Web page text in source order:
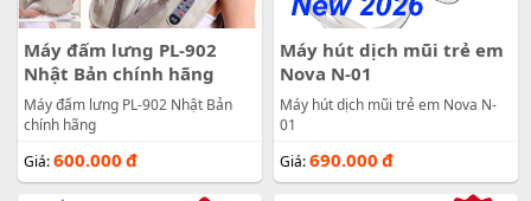
Máy đấm lưng PL-902
Nhật Bản chính hãng
Máy đấm lưng PL-902 Nhật Bản
chính hãng
Giá:600.000 đ
Máy hút dịch mũi trẻ em
Nova N-01
Máy hút dịch mũi trẻ em Nova N-
01
Giá:690.000 đ